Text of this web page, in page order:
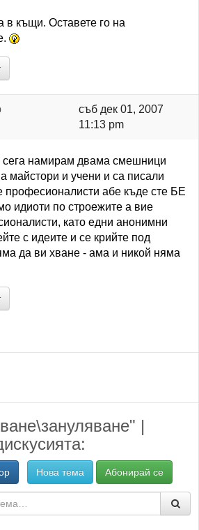
в къщи. Оставете го на
съб дек 01, 2007
11:13 pm
сега намирам двама смешници
майстори и учени и са писали
професионалисти абе къде сте БЕ
идиоти по строежите а вие
като едни анонимни
с идеите и се крийте под
да ви хване - ама и никой няма
|
Нова тема Абонирай се